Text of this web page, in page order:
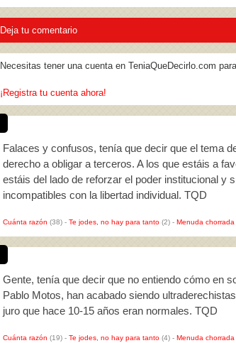
Deja tu comentario
Necesitas tener una cuenta en TeniaQueDecirlo.com
¡Registra tu cuenta ahora!
Falaces y confusos, tenía que decir que el tema
derecho a obligar a terceros. A los que estáis a
estáis del lado de reforzar el poder institucional y
incompatibles con la libertad individual. TQD
Cuánta razón (38) - Te jodes, no hay para tanto (2) - Menuda chorrada
Gente, tenía que decir que no entiendo cómo en
Pablo Motos, han acabado siendo
juro que hace 10-15 años eran normales. TQD
Cuánta razón (19) - Te jodes, no hay para tanto (4) - Menuda chorrada